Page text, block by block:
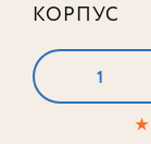
КОРПУС
1
★